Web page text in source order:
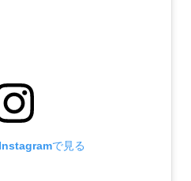
で見る